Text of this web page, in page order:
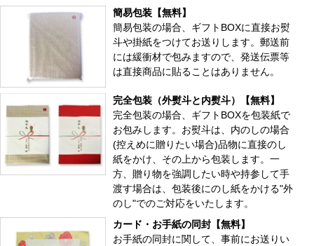
簡易包装【無料】
簡易包装の場合、ギフトBOXに直接お熨
斗や掛紙をつけてお送りします。郵送前
には緩衝材で包みますので、発送伝票等
は直接商品に貼ることはありません。
完全包装（外熨斗と内熨斗）【無料】
完全包装の場合、ギフトBOXを包装紙で
お包みします。お熨斗は、内のしの場合
(控えめに贈りたい場合)品物に直接のし
紙をかけ、その上から包装します。一
方、贈り物を強調したい時や持参して手
渡す場合は、包装後にのし紙をかける"外
のし"でのご対応をいたします。
カード・お手紙の同封【無料】
お手紙の同封に関して、事前にお送りい